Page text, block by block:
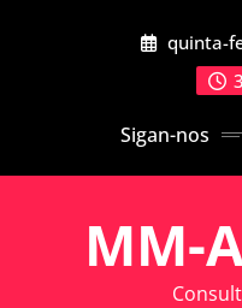
quinta-
Sigan-nos
MM-